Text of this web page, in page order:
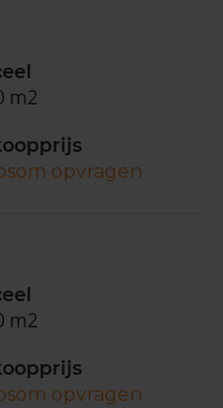
m2
opvragen
m2
opvragen